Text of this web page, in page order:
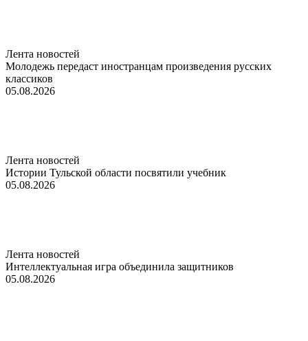
Лента новостей
Молодежь передаст иностранцам произведения русских
классиков
05.08.2026
Лента новостей
Истории Тульской области посвятили учебник
05.08.2026
Лента новостей
Интеллектуальная игра объединила защитников
05.08.2026